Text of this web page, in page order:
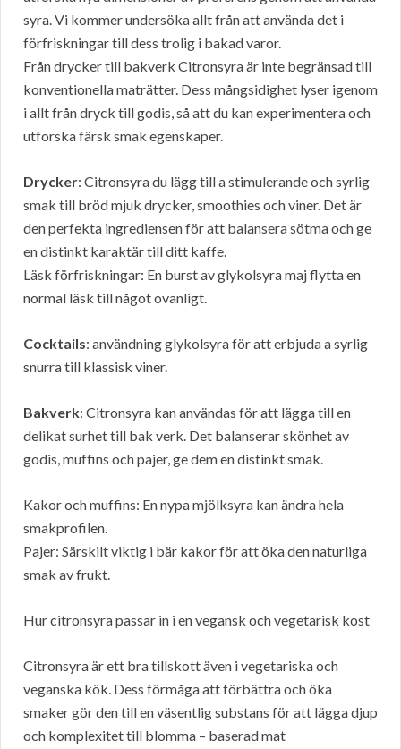
syra. Vi kommer undersöka allt från att använda det i
förfriskningar till dess trolig i bakad varor.
Från drycker till bakverk Citronsyra är inte begränsad till
konventionella maträtter. Dess mångsidighet lyser igenom
i allt från dryck till godis, så att du kan experimentera och
utforska färsk smak egenskaper.
Drycker: Citronsyra du lägg till a stimulerande och syrlig
smak till bröd mjuk drycker, smoothies och viner. Det är
den perfekta ingrediensen för att balansera sötma och ge
en distinkt karaktär till ditt kaffe.
Läsk förfriskningar: En burst av glykolsyra maj flytta en
normal läsk till något ovanligt.
Cocktails: användning glykolsyra för att erbjuda a syrlig
snurra till klassisk viner.
Bakverk: Citronsyra kan användas för att lägga till en
delikat surhet till bak verk. Det balanserar skönhet av
godis, muffins och pajer, ge dem en distinkt smak.
Kakor och muffins: En nypa mjölksyra kan ändra hela
smakprofilen.
Pajer: Särskilt viktig i bär kakor för att öka den naturliga
smak av frukt.
Hur citronsyra passar in i en vegansk och vegetarisk kost
Citronsyra är ett bra tillskott även i vegetariska och
veganska kök. Dess förmåga att förbättra och öka
smaker gör den till en väsentlig substans för att lägga djup
och komplexitet till blomma – baserad mat